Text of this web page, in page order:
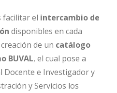
facilitar el intercambio de
disponibles en cada
de un catálogo
BUVAL, el cual pose a
Docente e Investigador y
y Servicios los